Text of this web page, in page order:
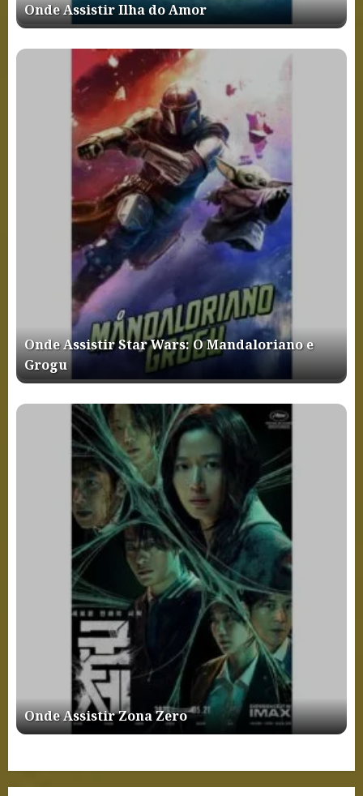
Onde Assistir Ilha do Amor
Onde Assistir Star Wars: O Mandaloriano e
Grogu
Onde Assistir Zona Zero